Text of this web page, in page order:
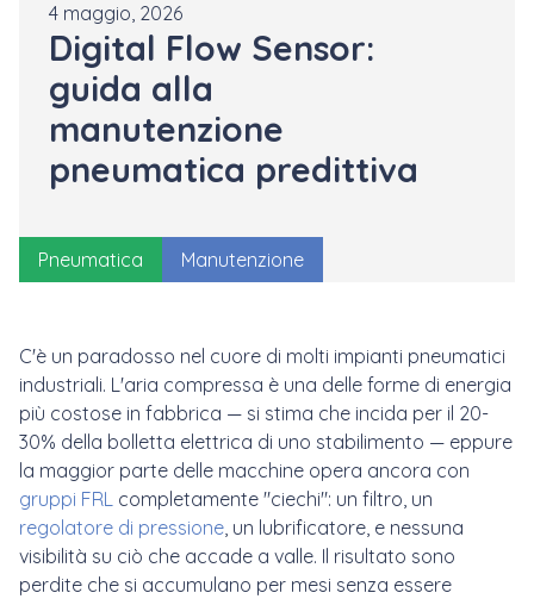
4 maggio, 2026
Digital Flow Sensor:
guida alla
manutenzione
pneumatica predittiva
Pneumatica Manutenzione
C'è un paradosso nel cuore di molti impianti pneumatici
industriali. L'aria compressa è una delle forme di energia
più costose in fabbrica — si stima che incida per il 20-
30% della bolletta elettrica di uno stabilimento — eppure
la maggior parte delle macchine opera ancora con
gruppi FRL completamente "ciechi": un filtro, un
regolatore di pressione, un lubrificatore, e nessuna
visibilità su ciò che accade a valle. Il risultato sono
perdite che si accumulano per mesi senza essere